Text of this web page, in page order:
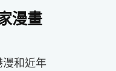
漫畫
和近年